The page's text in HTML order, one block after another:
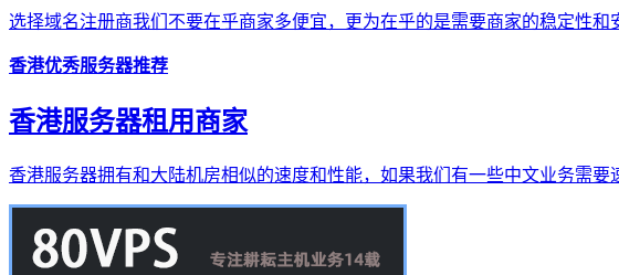
选择域名注册商我们不要在乎商家多便宜，更为在乎的是需要商家的稳定性和
香港优秀服务器推荐
香港服务器租用商家
香港服务器拥有和大陆机房相似的速度和性能，如果我们有一些中文业务需要